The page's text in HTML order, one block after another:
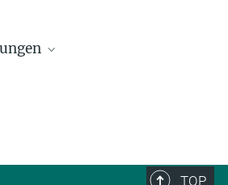
Industriemechaniker*in
doktoranden
für (zukünftige) Doktoranden in der Max-
TOP